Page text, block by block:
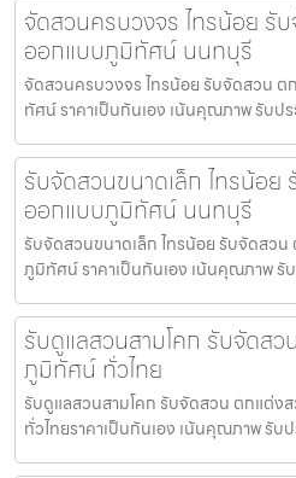
จัดสวนครบวงจร ไทรน้อย รั
ออกแบบภูมิทัศน์ นนทบุรี
จัดสวนครบวงจร ไทรน้อย รับจัดสวน
ทัศน์ ราคาเป็นกันเอง เน้นคุณภาพ รับป
รับจัดสวนขนาดเล็ก ไทรน้อ
ออกแบบภูมิทัศน์ นนทบุรี
รับจัดสวนขนาดเล็ก ไทรน้อย รับจัดสว
ภูมิทัศน์ ราคาเป็นกันเอง เน้นคุณภาพ
รับดูแลสวนสามโคก รับจัดส
ภูมิทัศน์ ทั่วไทย
รับดูแลสวนสามโคก รับจัดสวน ตกแต่
ทั่วไทยราคาเป็นกันเอง เน้นคุณภาพ รับ